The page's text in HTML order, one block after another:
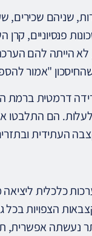
שניהם
פנסיוניים,
הייתה להם
"אמור
דרמטית ברמת
הם התלבטו
העתידית
כלכלית ליציאה
הצפויות בכל
נעשתה אפשרית,